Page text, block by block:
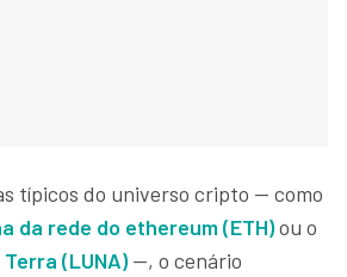
típicos do universo cripto — como
da rede do ethereum (ETH)ou o
(LUNA) —, o cenário